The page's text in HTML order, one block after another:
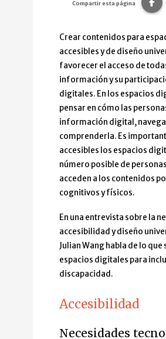
Compartir esta página
Crear contenidos para
accesibles y de diseño
favorecer el acceso de
información y su
digitales. En los espacios
pensar en cómo las
información digital,
comprenderla. Es
accesibles los espacios
número posible de
acceden a los contenidos
cognitivos y físicos.
En una entrevista sobre la
accesibilidad y diseño
Julian Wang habla de lo que
espacios digitales para
discapacidad.
Accesibilidad
Necesidades